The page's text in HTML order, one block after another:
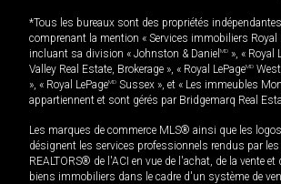
*Tous les bureaux sont des propriétés
comprenant la mention « Services immobiliers Royal
incluant sa division « Johnston & Daniel MD », « Royal
Valley Real Estate, Brokerage », « Royal LePageMD
», « Royal LePageMD Sussex », et « Les immeubles
appartiennent et sont gérés par Bridgemarq Real
Les marques de commerce MLS® ainsi que les
désignent les services professionnels rendus par
REALTORS® de l'ACI en vue de l'achat, de la vente et
biens immobiliers dans le cadre d'un système de